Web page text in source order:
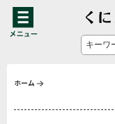
ホーム